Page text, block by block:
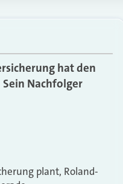
hat den
Nachfolger
plant, Roland-